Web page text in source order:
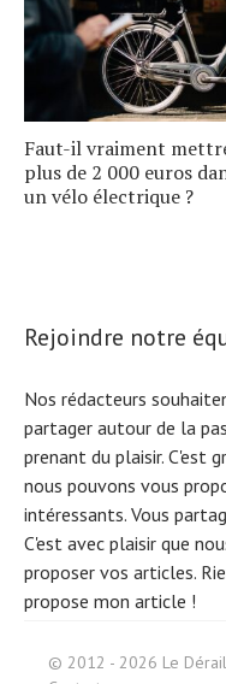
Faut-il vraiment
plus de 2 000 euros
un vélo électrique ?
Rejoindre notre
Nos rédacteurs
partager autour de la
prenant du plaisir. C'est
nous pouvons vous
intéressants. Vous
C'est avec plaisir que
proposer vos articles.
propose mon article !
© 2012 - 2026 Le
Search